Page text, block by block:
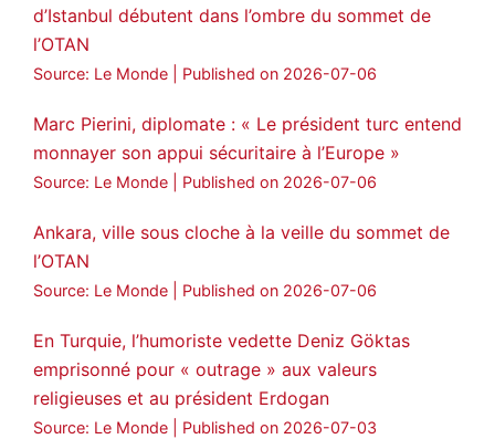
d’Istanbul débutent dans l’ombre du sommet de
l’OTAN
Source: Le Monde Published on 2026-07-06
Marc Pierini, diplomate : « Le président turc entend
monnayer son appui sécuritaire à l’Europe »
Source: Le Monde Published on 2026-07-06
Ankara, ville sous cloche à la veille du sommet de
l’OTAN
Source: Le Monde Published on 2026-07-06
En Turquie, l’humoriste vedette Deniz Göktas
emprisonné pour « outrage » aux valeurs
religieuses et au président Erdogan
Source: Le Monde Published on 2026-07-03